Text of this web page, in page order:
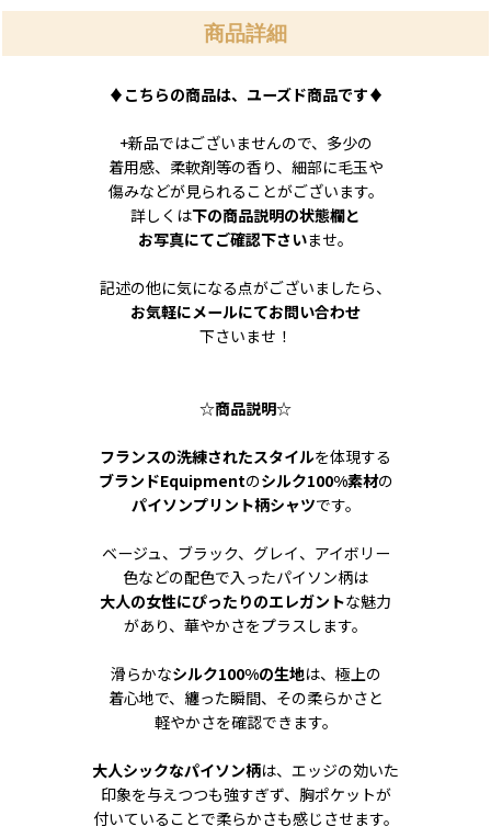
商品詳細
♦ こちらの商品は、ユーズド商品です♦
+新品ではございませんので、多少の
着用感、柔軟剤等の香り、細部に毛玉や
傷みなどが見られることがございます。
詳しくは下の商品説明の状態欄と
お写真にてご確認下さいませ。
記述の他に気になる点がございましたら、
お気軽にメールにてお問い合わせ
下さいませ！
☆商品説明☆
フランスの洗練されたスタイルを体現する
ブランドEquipmentのシルク100%素材の
パイソンプリント柄シャツです。
ベージュ、ブラック、グレイ、アイボリー
色などの配色で入ったパイソン柄は
大人の女性にぴったりのエレガントな魅力
があり、華やかさをプラスします。
滑らかなシルク100%の生地は、極上の
着心地で、纏った瞬間、その柔らかさと
軽やかさを確認できます。
大人シックなパイソン柄は、エッジの効いた
印象を与えつつも強すぎず、胸ポケットが
付いていることで柔らかさも感じさせます。